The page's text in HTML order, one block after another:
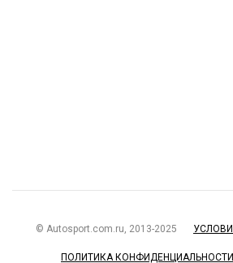
© Autosport.com.ru, 2013-2025
ПОЛИТИКА КОНФИДЕНЦИАЛЬНОСТИ